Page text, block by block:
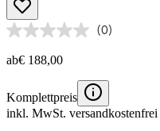
(0)
ab€ 188,00
Komplettpreis
inkl. MwSt. versandkostenfrei